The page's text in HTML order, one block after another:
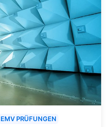
EMV PRÜFUNGEN